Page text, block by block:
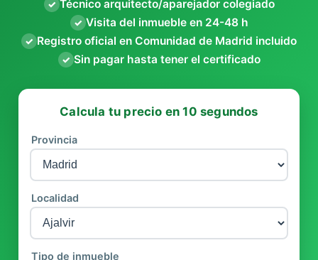
✓ Técnico arquitecto/aparejador colegiado
✓ Visita del inmueble en 24-48 h
✓ Registro oficial en Comunidad de Madrid incluido
✓ Sin pagar hasta tener el certificado
Calcula tu precio en 10 segundos
Provincia
Localidad
Tipo de inmueble